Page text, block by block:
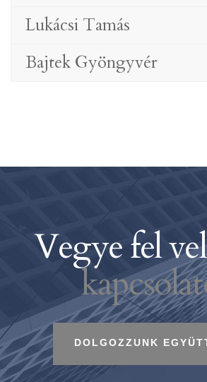
Lukácsi Tamás
Bajtek Gyöngyvér
Vegye fel
DOLGOZZUNK